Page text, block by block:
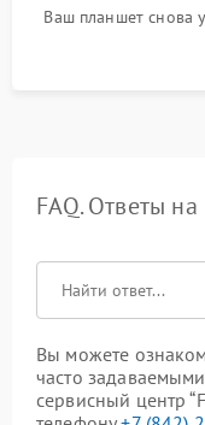
Ваш планшет снова
FAQ. Ответы
Вы можете
часто
сервисный центр